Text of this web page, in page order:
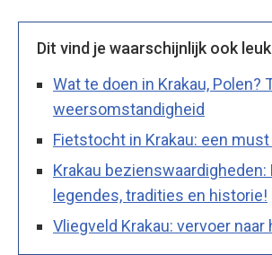
Dit vind je waarschijnlijk ook
Wat te doen in Krakau, Polen?
weersomstandigheid
Fietstocht in Krakau: een must
Krakau bezienswaardigheden:
legendes, tradities en historie!
Vliegveld Krakau: vervoer